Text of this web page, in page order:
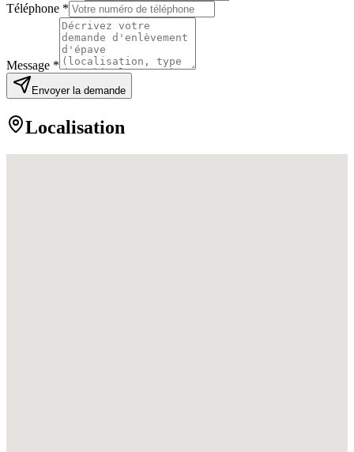
Téléphone *
Message *
Envoyer la demande
Localisation